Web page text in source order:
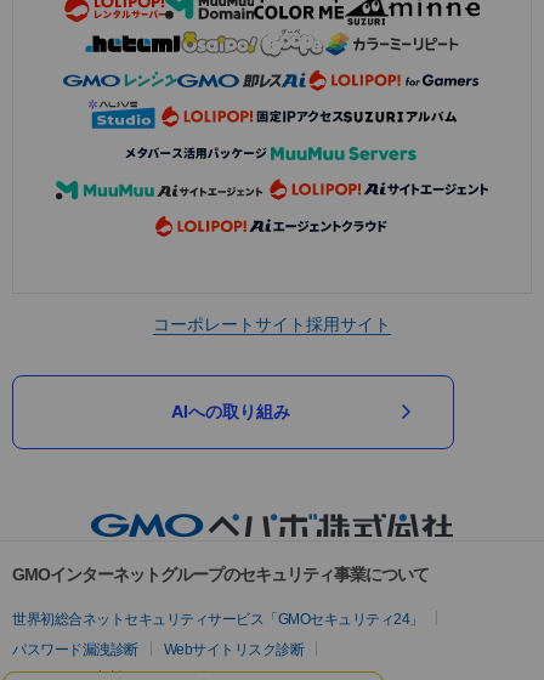
コーポレートサイト採用サイト
AIへの取り組み
GMOインターネットグループのセキュリティ事業について
世界初総合ネットセキュリティサービス「GMOセキュリティ24」
パスワード漏洩診断
Webサイトリスク診断